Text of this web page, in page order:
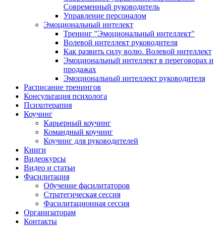
Современный руководитель
Управление персоналом
Эмоциональный интелект
Тренинг "Эмоциональный интеллект"
Волевой интеллект руководителя
Как развить силу волю. Волевой интеллект
Эмоциональный интеллект в переговорах и
продажах
Эмоциональный интеллект руководителя
Расписание тренингов
Консультация психолога
Психотерапия
Коучинг
Карьерный коучинг
Командный коучинг
Коучинг для руководителей
Книги
Видеокурсы
Видео и статьи
Фасилитация
Обучение фасилитаторов
Стратегическая сессия
Фасилитационная сессия
Организаторам
Контакты